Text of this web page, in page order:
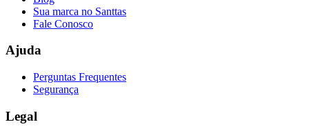
Sua marca no Santtas
Fale Conosco
Ajuda
Perguntas Frequentes
Segurança
Legal